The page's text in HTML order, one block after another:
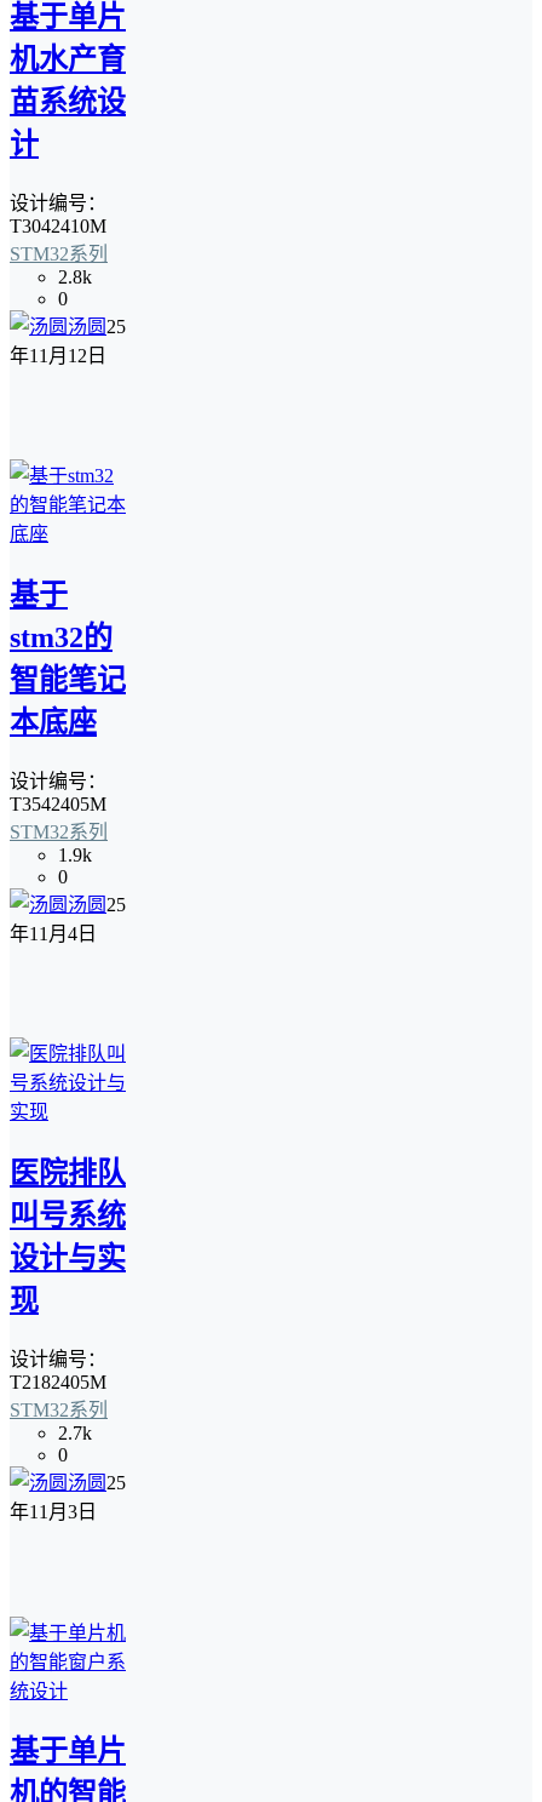
基于单片
机水产育
苗系统设
计
设计编号：
T3042410M
STM32系列
2.8k
0
汤圆 25
年11月12日
基于
stm32的
智能笔记
本底座
设计编号：
T3542405M
STM32系列
1.9k
0
汤圆 25
年11月4日
医院排队
叫号系统
设计与实
现
设计编号：
T2182405M
STM32系列
2.7k
0
汤圆 25
年11月3日
基于单片
机的智能